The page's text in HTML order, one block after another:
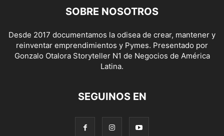
SOBRE NOSOTROS
Desde 2017 documentamos la odisea de crear, mantener y
reinventar emprendimientos y Pymes. Presentado por
Gonzalo Otalora Storyteller N1 de Negocios de América
Latina.
SEGUINOS EN